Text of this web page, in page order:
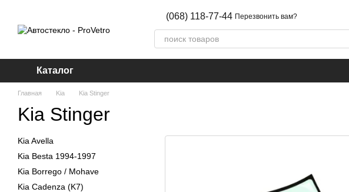
(068) 118-77-44 Перезвонить вам?
Каталог
Главная Kia Kia Stinger
Kia Stinger
Kia Avella
Kia Besta 1994-1997
Kia Borrego / Mohave
Kia Cadenza (K7)